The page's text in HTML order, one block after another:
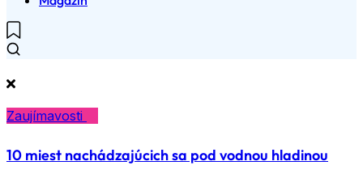
Zaujímavosti
10 miest nachádzajúcich sa pod vodnou hladinou